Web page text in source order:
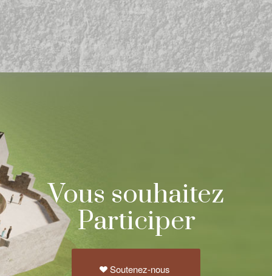
Vous souhaitez
Participer
Soutenez-nous